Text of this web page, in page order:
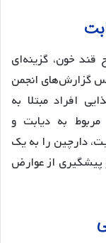
قند خون، گزینه‌ای
گزارش‌های انجمن
افراد مبتلا به
مربوط به دیابت و
دارچین را به یک
پیشگیری از عوارض